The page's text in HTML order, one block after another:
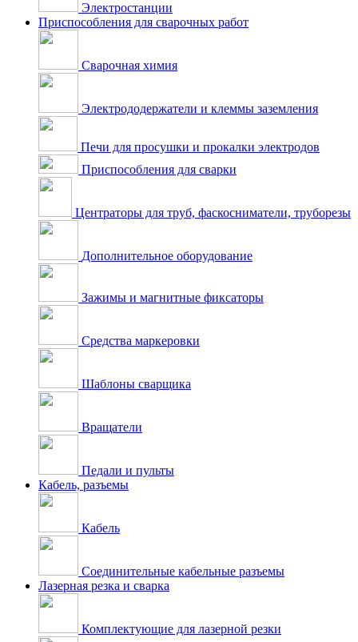
Электростанции
Приспособления для сварочных работ
Сварочная химия
Электрододержатели и клеммы заземления
Печи для просушки и прокалки электродов
Приспособления для сварки
Центраторы для труб, фаскосниматели, труборезы
Дополнительное оборудование
Зажимы и магнитные фиксаторы
Средства маркеровки
Шаблоны сварщика
Вращатели
Педали и пульты
Кабель, разъемы
Кабель
Соединительные кабельные разъемы
Лазерная резка и сварка
Комплектующие для лазерной резки